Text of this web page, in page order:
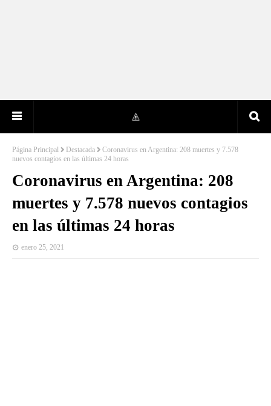
Página Principal Destacada
Coronavirus en Argentina: 208 muertes y 7.578
nuevos contagios en las últimas 24 horas
Coronavirus en Argentina: 208
muertes y 7.578 nuevos contagios
en las últimas 24 horas
enero 25, 2021